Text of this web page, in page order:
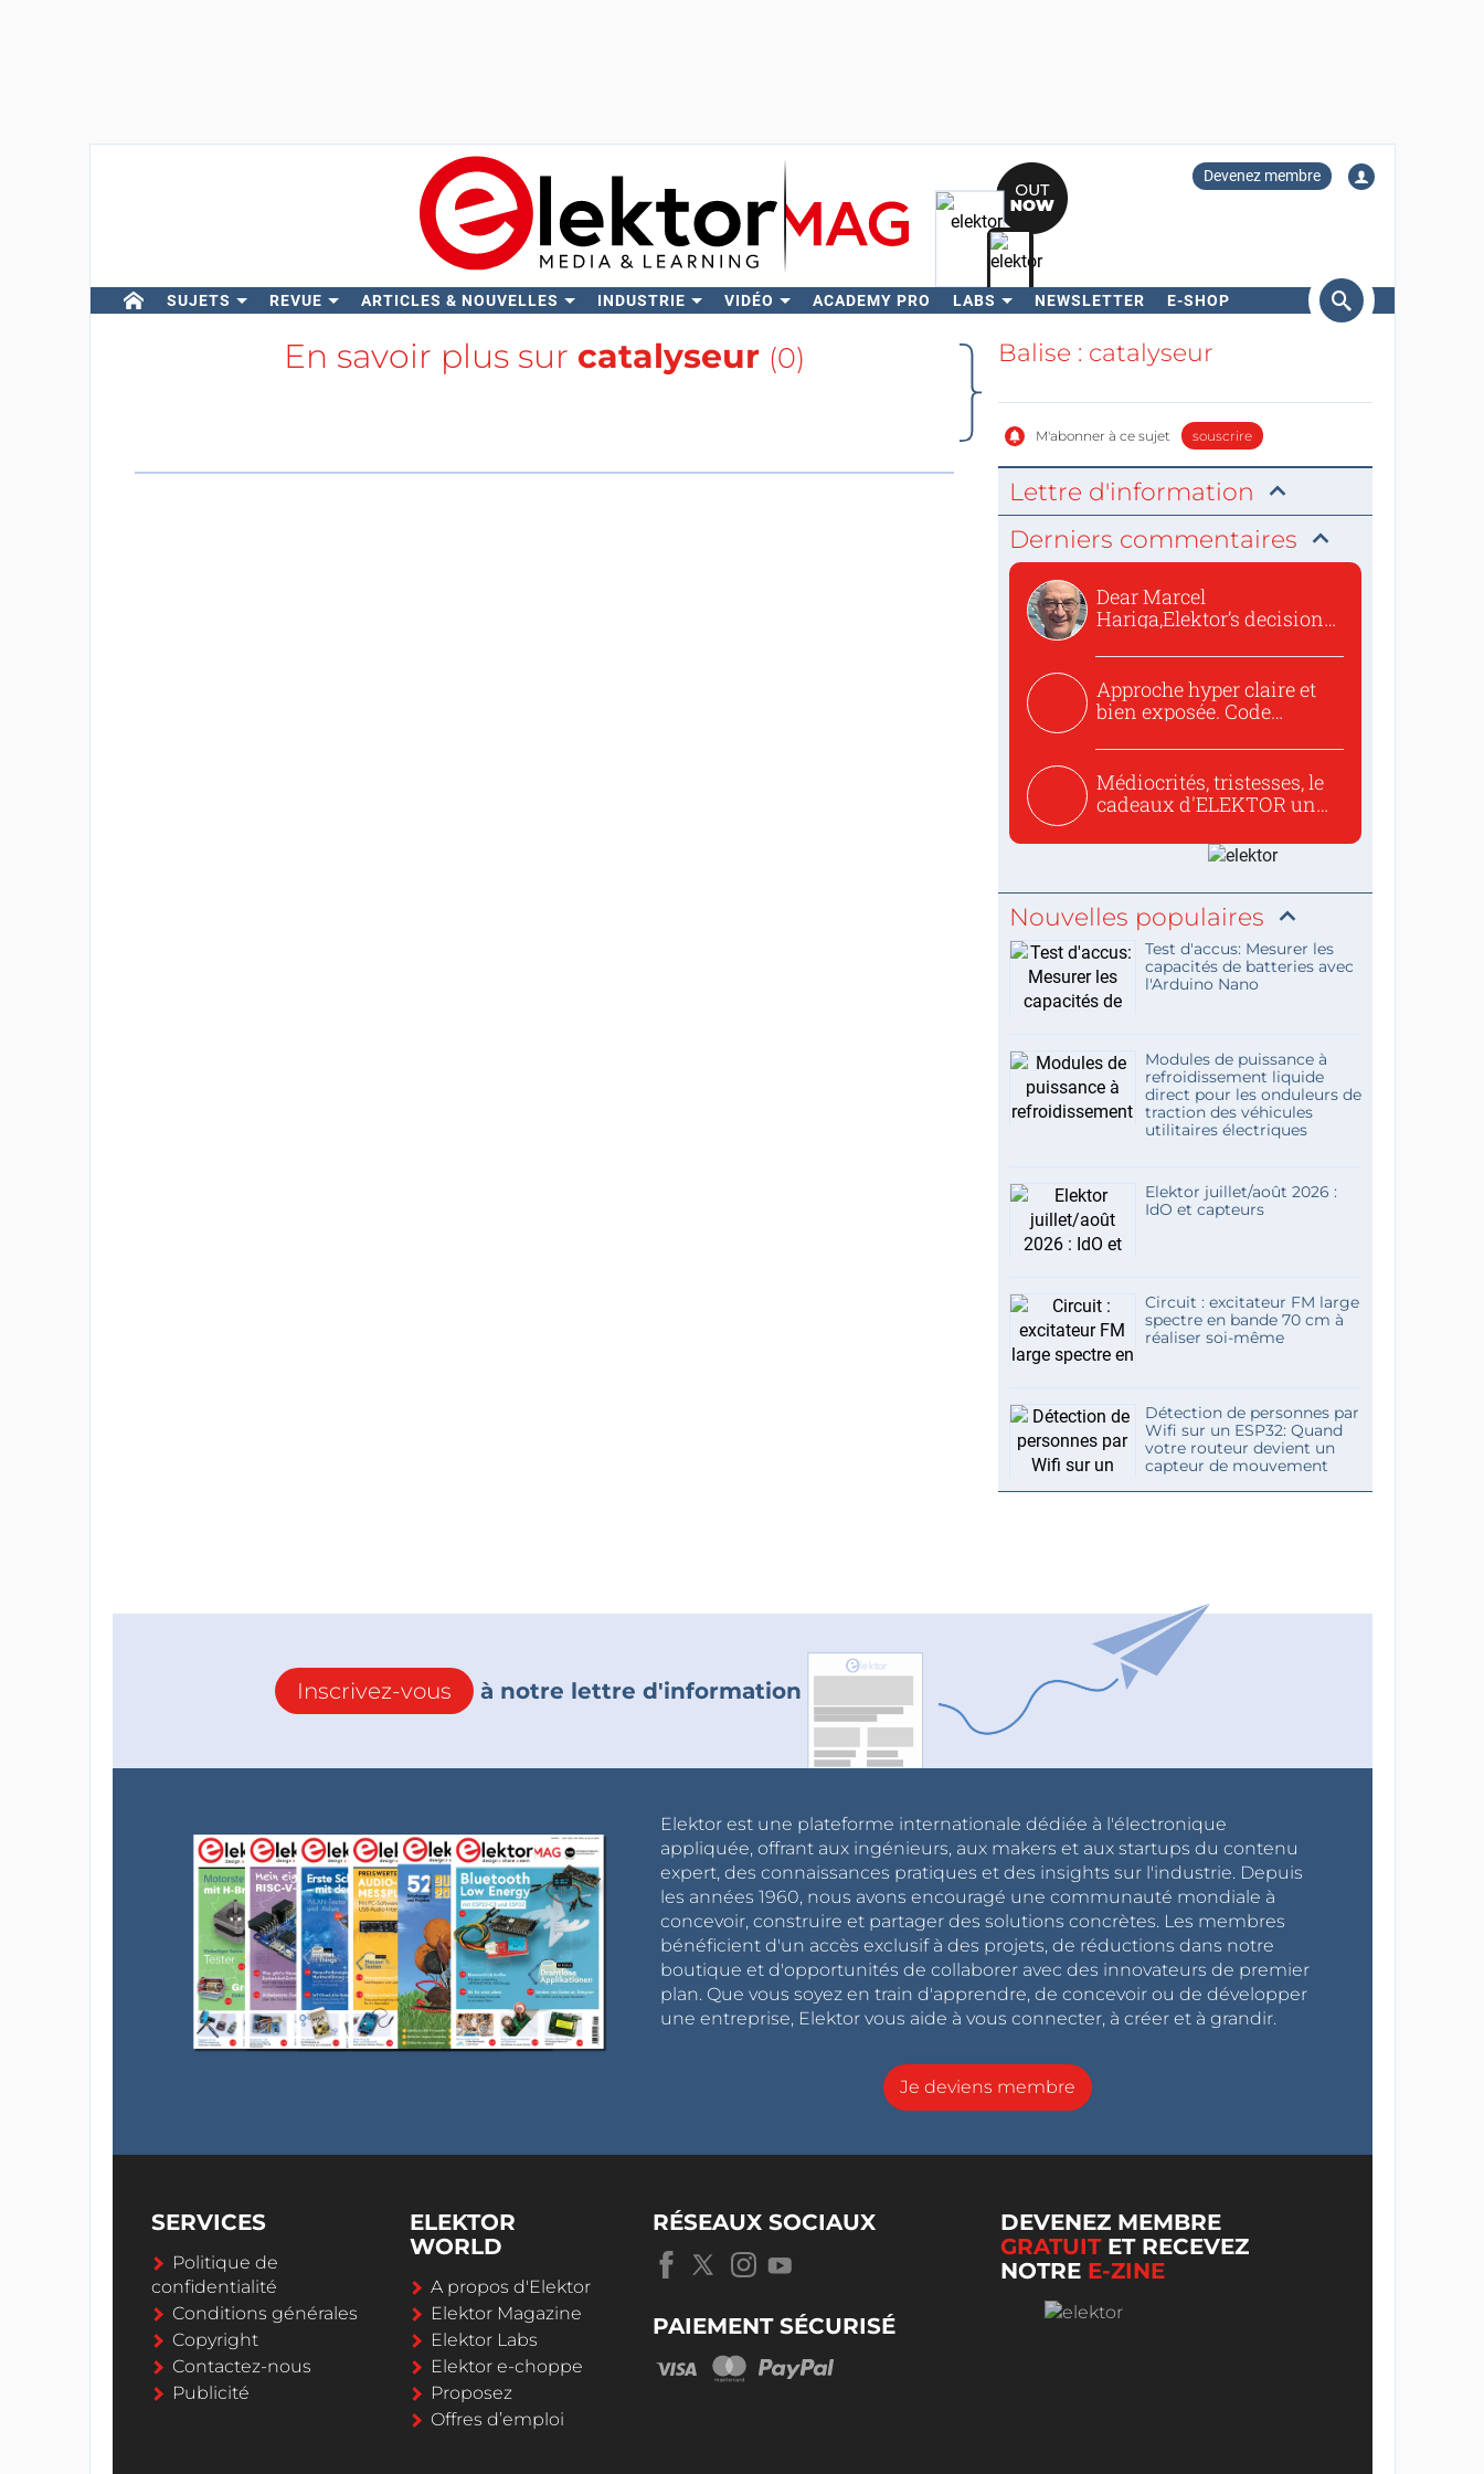
Devenez membre
SUJETS REVUE ARTICLES & NOUVELLES INDUSTRIE VIDÉO ACADEMY PRO LABS NEWSLETTER E-SHOP
Rechercher
En savoir plus sur catalyseur (0) Balise : catalyseur
M'abonner à ce sujet souscrire
Lettre d'information
Derniers commentaires
Dear Marcel
Hariga,Elektor’s decision
Approche hyper claire et
bien exposée. Code
Médiocrités, tristesses, le
cadeaux d'ELEKTOR un
Nouvelles populaires
Test d'accus: Mesurer les
capacités de batteries avec
l'Arduino Nano
Modules de puissance à
refroidissement liquide
direct pour les onduleurs de
traction des véhicules
utilitaires électriques
Elektor juillet/août 2026 :
IdO et capteurs
Circuit : excitateur FM large
spectre en bande 70 cm à
réaliser soi-même
Détection de personnes par
Wifi sur un ESP32: Quand
votre routeur devient un
capteur de mouvement
Inscrivez-vous à notre lettre d'information
Elektor est une plateforme internationale dédiée à l'électronique
appliquée, offrant aux ingénieurs, aux makers et aux startups du contenu
expert, des connaissances pratiques et des insights sur l'industrie. Depuis
les années 1960, nous avons encouragé une communauté mondiale à
concevoir, construire et partager des solutions concrètes. Les membres
bénéficient d'un accès exclusif à des projets, de réductions dans notre
boutique et d'opportunités de collaborer avec des innovateurs de premier
plan. Que vous soyez en train d'apprendre, de concevoir ou de développer
une entreprise, Elektor vous aide à vous connecter, à créer et à grandir.
Je deviens membre
SERVICES
Politique de
confidentialité
Conditions générales
Copyright
Contactez-nous
Publicité
ELEKTOR
WORLD
A propos d'Elektor
Elektor Magazine
Elektor Labs
Elektor e-choppe
Proposez
Offres d’emploi
RÉSEAUX SOCIAUX
PAIEMENT SÉCURISÉ
DEVENEZ MEMBRE
GRATUITET RECEVEZ
NOTRE E-ZINE